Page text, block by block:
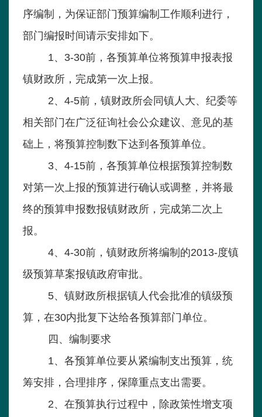
序编制，为保证部门预算编制工作顺利进行，
部门编报时间请示安排如下。
1、3-30前，各预算单位将预算申报表报
镇财政所，完成第一次上报。
2、4-5前，镇财政所会同镇人大、纪委等
相关部门在广泛征询社会公众建议、意见的基
础上，将预算控制数下达到各预算单位。
3、4-15前，各预算单位根据预算控制数
对第一次上报的预算进行确认或调整，并将最
终的预算申报数报镇财政所，完成第二次上
报。
4、4-30前，镇财政所将编制的2013-度镇
级预算草案报镇政府审批。
5、镇财政所根据镇人代会批准的镇级预
算，在30内批复下达给各预算部门单位。
四、编制要求
1、各预算单位要从紧编制支出预算，统
筹安排，合理排序，保障重点支出需要。
2、在预算执行过程中，除政策性增支项